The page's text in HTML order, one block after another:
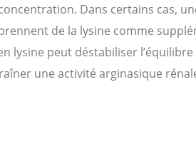
Dans certains cas,
de la lysine comme
lysine peut déstabiliser
une activité arginasique